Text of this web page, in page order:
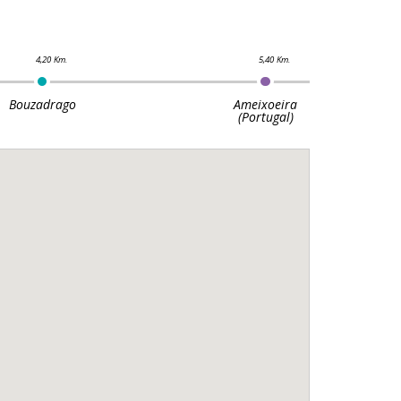
Bouzadrago Ameixoeira
(Portugal)